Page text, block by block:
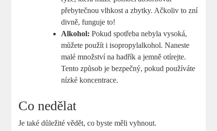
přebytečnou vlhkost a zbytky. Ačkoliv to zní
divně, funguje to!
Alkohol: Pokud spotřeba nebyla vysoká,
můžete použít i isopropylalkohol. Naneste
malé množství na hadřík a jemně otírejte.
Tento způsob je bezpečný, pokud používáte
nízké koncentrace.
Co nedělat
Je také důležité vědět, co byste měli vyhnout.